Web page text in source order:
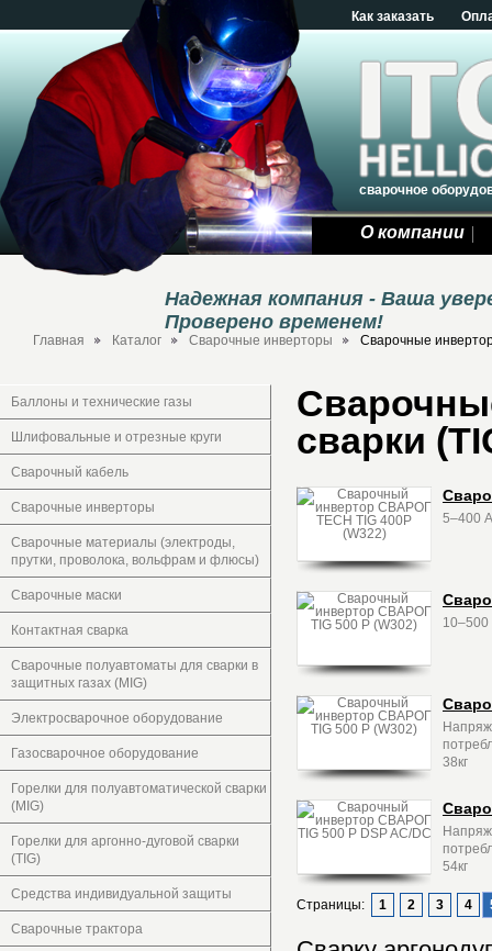
Как заказать
сварочное
О компании
Надежная компания - Ваша
Проверено временем!
Главная Каталог Сварочные инверторы Сварочные
Баллоны и технические газы
Шлифовальные и отрезные круги
Сварочный кабель
Сварочные инверторы
Сварочные материалы (электроды,
прутки, проволока, вольфрам и флюсы)
Сварочные маски
Контактная сварка
Сварочные полуавтоматы для сварки в
защитных газах (MIG)
Электросварочное оборудование
Газосварочное оборудование
Горелки для полуавтоматической сварки
(MIG)
Горелки для аргонно-дуговой сварки
(TIG)
Средства индивидуальной защиты
Сварочные трактора
сварки
5–400
38кг
54кг
Страницы: 1 2 3 4